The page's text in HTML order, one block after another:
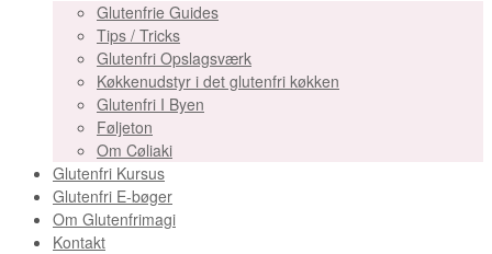
Glutenfrie Guides
Tips / Tricks
Glutenfri Opslagsværk
Køkkenudstyr i det glutenfri køkken
Glutenfri I Byen
Føljeton
Om Cøliaki
Glutenfri Kursus
Glutenfri E-bøger
Om Glutenfrimagi
Kontakt